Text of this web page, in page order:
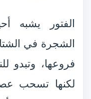
الفتور يشبه
الشجرة في
فروعها، وتبدو
لكنها تسحب